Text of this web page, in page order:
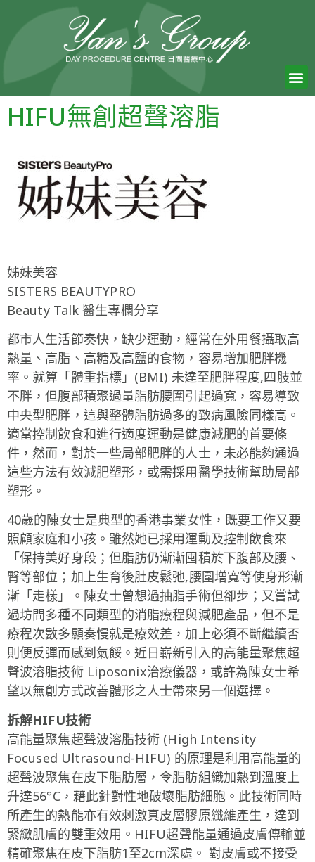
HIFU無創超聲溶脂
姊妹美容
SISTERS BEAUTYPRO
Beauty Talk 醫生專欄分享
都市人生活節奏快，缺少運動，經常在外用餐攝取高
熱量、高脂、高糖及高鹽的食物，容易增加肥胖機
率。就算「體重指標」(BMI) 未達至肥胖程度,四肢並
不胖，但腹部積聚過量脂肪腰圍引起過寬，容易導致
中央型肥胖，這與整體脂肪過多的致病風險同樣高。
適當控制飲食和進行適度運動是健康減肥的首要條
件，然而，對於一些局部肥胖的人士，未必能夠通過
這些方法有效減肥塑形，或需採用醫學技術幫助局部
塑形。
40歲的陳女士是典型的香港事業女性，既要工作又要
照顧家庭和小孩。雖然她已採用運動及控制飲食來
「保持美好身段；但脂肪仍漸漸囤積於下腹部及腰、
臀等部位；加上生育後肚皮鬆弛,腰圍增寬等使身形漸
漸「走樣」。陳女士曾想過抽脂手術但卻步；又嘗試
過坊間多種不同類型的消脂療程與減肥產品，但不是
療程次數多顯奏慢就是療效差，加上必須不斷繼續否
則便反彈而感到氣餒。近日嶄新引入的高能量聚焦超
聲波溶脂技術 Liposonix治療儀器，或許為陳女士希
望以無創方式改善體形之人士帶來另一個選擇。
拆解HIFU技術
高能量聚焦超聲波溶脂技術 (High Intensity
Focused Ultrasound-HIFU) 的原理是利用高能量的
超聲波聚焦在皮下脂肪層，令脂肪組織加熱到溫度上
升達56°C，藉此針對性地破壞脂肪細胞。此技術同時
所產生的熱能亦有效刺激真皮層膠原纖維產生，達到
緊緻肌膚的雙重效用。HIFU超聲能量通過皮膚傳輸並
精確聚焦在皮下脂肪1至2cm深處。 對皮膚或不接受